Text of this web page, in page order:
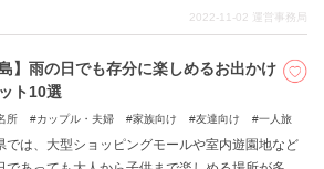
お出かけスポットについてご紹介しますので、是
にしてみてください。
2022-11-02 運営事務局
島】雨の日でも存分に楽しめるお出かけ
ト10選
所 カップル・夫婦 家族向け 友達向け 一人旅
では、大型ショッピングモールや室内遊園地など